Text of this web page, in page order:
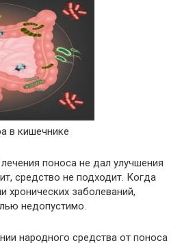
в кишечнике
поноса не дал улучшения
средство не подходит. Когда
хронических заболеваний,
недопустимо.
народного средства от поноса